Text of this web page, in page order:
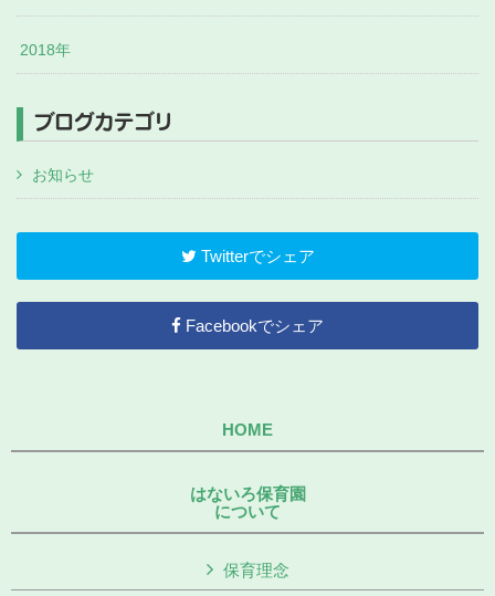
2018年
ブログカテゴリ
お知らせ
Twitterでシェア
Facebookでシェア
HOME
はないろ保育園
について
保育理念